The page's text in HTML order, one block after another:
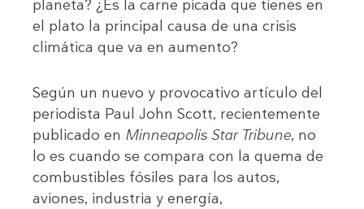
planeta? ¿Es la carne picada que tienes en
el plato la principal causa de una crisis
climática que va en aumento?
Según un nuevo y provocativo artículo del
periodista Paul John Scott, recientemente
publicado en Minneapolis Star Tribune, no
lo es cuando se compara con la quema de
combustibles fósiles para los autos,
aviones, industria y energía,